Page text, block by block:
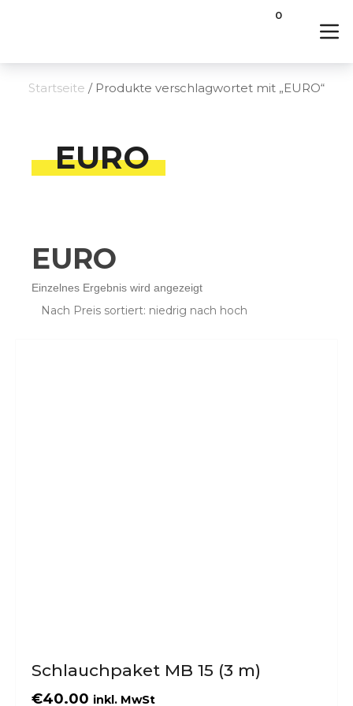
0
Startseite / Produkte verschlagwortet mit „EURO“
EURO
EURO
Einzelnes Ergebnis wird angezeigt
Schlauchpaket MB 15 (3 m)
€40.00 inkl. MwSt